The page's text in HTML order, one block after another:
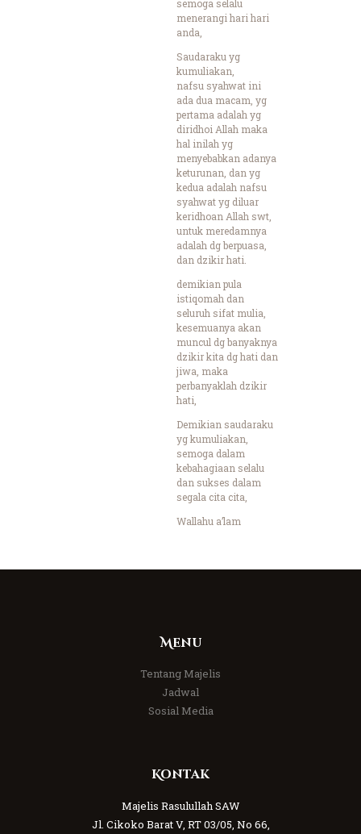
semoga selalu
menerangi hari hari
anda,
Saudaraku yg
kumuliakan,
nafsu syahwat ini
ada dua macam, yg
pertama adalah yg
diridhoi Allah maka
hal inilah yg
menyebabkan adanya
keturunan, dan yg
kedua adalah nafsu
syahwat yg diluar
keridhoan Allah swt,
untuk meredamnya
adalah dg berpuasa,
dan dzikir hati.
demikian pula
istiqomah dan
seluruh sifat mulia,
kesemuanya akan
muncul dg banyaknya
dzikir kita dg hati dan
jiwa, maka
perbanyaklah dzikir
hati,
Demikian saudaraku
yg kumuliakan,
semoga dalam
kebahagiaan selalu
dan sukses dalam
segala cita cita,
Wallahu a’lam
Menu
Tentang Majelis
Jadwal
Sosial Media
Kontak
Majelis Rasulullah SAW
Jl. Cikoko Barat V, RT 03/05, No 66,